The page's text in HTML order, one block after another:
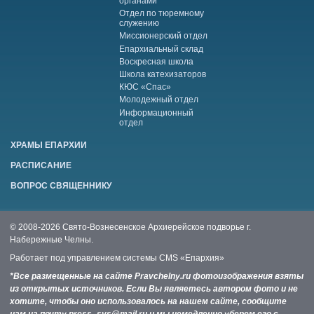
Отдел по тюремному
служению
Миссионерский отдел
Епархиальный склад
Воскресная школа
Школа катехизаторов
КЮС «Спас»
Молодежный отдел
Информационный
отдел
ХРАМЫ ЕПАРХИИ
РАСПИСАНИЕ
ВОПРОС СВЯЩЕННИКУ
© 2008-2026 Свято-Вознесенское Архиерейское подворье г.
Набережные Челны.
Работает под управлением системы CMS «Епархия»
*Все размещенные на сайте Pravchelny.ru фотоизображения взяты
из открытых источников. Если Вы являетесь автором фото и не
хотите, чтобы оно использовалось на нашем сайте, сообщите